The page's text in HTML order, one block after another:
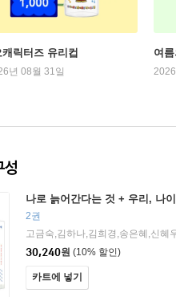
릭터즈 유리컵
년 08월 31일
여
나로 늙어간다는 것 + 우리, 나
2권
30,240원 (10% 할인)
카트에 넣기